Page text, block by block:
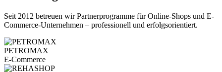
Seit 2012 betreuen wir Partnerprogramme für Online-Shops und E-
Commerce-Unternehmen – professionell und erfolgsorientiert.
PETROMAX
E-Commerce